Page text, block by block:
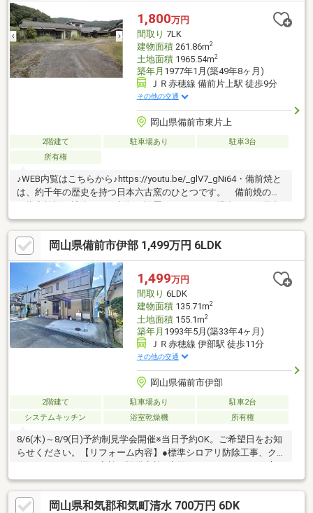
図を立体的に表現。お気軽にご相談くださ
い。 * *☆* *☆* *☆*
*☆* *☆* *
1,800万円
間取り 7LK
建物面積261.86m2
土地面積1965.54m2
築年月 1977年1月(築49年8ヶ月)
ＪＲ赤穂線 備前片上駅 徒歩9分
その他の交通
岡山県備前市東片上
2階建て 駐車場あり
駐車3台
所有権
♪WEB内覧はこちらから♪https://youtu.be/_glV7_gNi64・備前焼と
は、約千年の歴史を持つ日本六古窯のひとつです。 備前焼の窯
が必要となります。 古き良き日本家屋で岡山を代表する焼き
物、 「備前焼」を身近に感じるお住まいを体感ください。※土
砂災害警戒区域に該当します
岡山県備前市伊部 1,499万円 6LDK
1,499万円
間取り 6LDK
建物面積135.71m2
土地面積155.1m2
築年月 1993年5月(築33年4ヶ月)
ＪＲ赤穂線 伊部駅 徒歩11分
その他の交通
岡山県備前市伊部
2階建て 駐車場あり
駐車2台
システムキッチン
浴室乾燥機 所有権
8/6(木)～8/9(日)予約制見学会開催※当日予約OK。ご希望日をお知
らせください。【リフォーム内容】●標準シロアリ防除工事、ク
換、ユニットバス交換、トイレ交換、洗面化粧台交換●内装間取
変更、室内ドア（一部）交換、床材上張り、シューズボックス交
換、クロス張替え、畳表替え、障子・襖張替え●その他設備給湯
岡山県和気郡和気町清水 700万円 6DK